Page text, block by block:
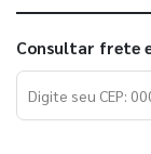
Consultar frete